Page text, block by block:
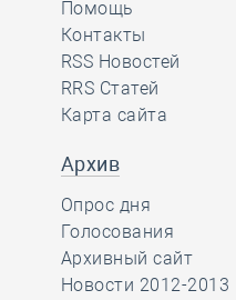
Помощь
Контакты
RSS Новостей
RRS Статей
Карта сайта
Архив
Опрос дня
Голосования
Архивный сайт
Новости 2012-2013